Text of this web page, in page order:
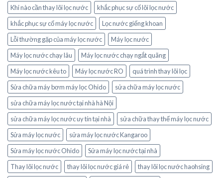
Khi nào cần thay lõi lọc nước
khắc phục sự cố lõi lọc nước
khắc phục sự cố máy lọc nước
Lọc nước giếng khoan
Lỗi thường gặp của máy lọc nước
Máy lọc nước
Máy lọc nước chạy lâu
Máy lọc nước chạy ngắt quãng
Máy lọc nước kêu to
Máy lọc nước RO
quá trình thay lõi lọc
Sửa chữa máy bơm máy lọc Ohido
sửa chữa máy lọc nước
sửa chữa máy lọc nước tại nhà hà Nội
sửa chữa máy lọc nước uy tín tại nhà
sửa chữa thay thế máy lọc nước
Sửa máy lọc nước
sửa máy lọc nước Kangaroo
Sửa máy lọc nước Ohido
Sửa máy lọc nước tại nhà
Thay lõi lọc nước
thay lõi lọc nước giá rẻ
thay lõi lọc nước haohsing